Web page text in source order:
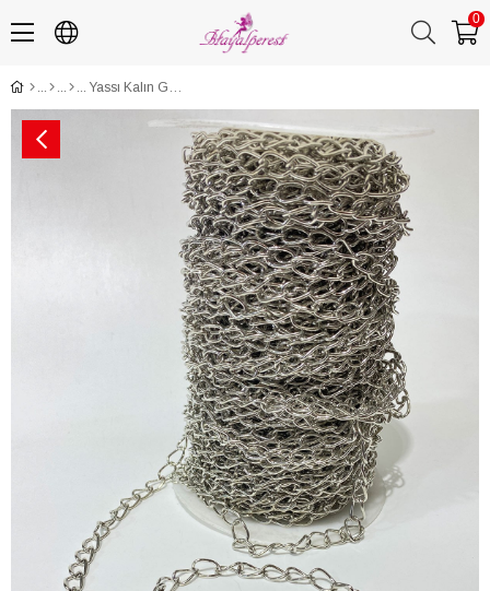
0
Yassı Kalın Gümüş Zincir Aksesuar 1 mt